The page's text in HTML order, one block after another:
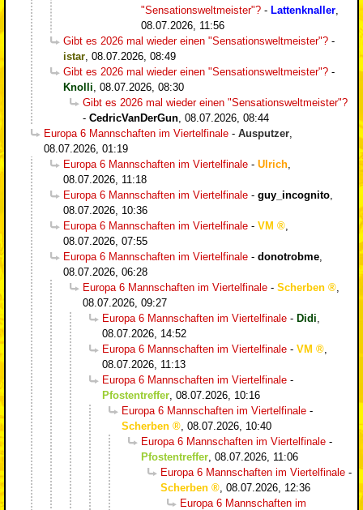
"Sensationsweltmeister"? - Lattenknaller
08.07.2026, 11:56
Gibt es 2026 mal wieder einen "Sensationsweltmeister"? -
istar 08.07.2026, 08:49
Gibt es 2026 mal wieder einen "Sensationsweltmeister"? -
Knolli 08.07.2026, 08:30
Gibt es 2026 mal wieder einen "Sensationsweltmeister"?
- CedricVanDerGun 08.07.2026, 08:44
Europa 6 Mannschaften im Viertelfinale - Ausputzer
08.07.2026, 01:19
Europa 6 Mannschaften im Viertelfinale - Ulrich
08.07.2026, 11:18
Europa 6 Mannschaften im Viertelfinale - guy_incognito
08.07.2026, 10:36
Europa 6 Mannschaften im Viertelfinale - VM
08.07.2026, 07:55
Europa 6 Mannschaften im Viertelfinale - donotrobme
08.07.2026, 06:28
Europa 6 Mannschaften im Viertelfinale - Scherben
08.07.2026, 09:27
Europa 6 Mannschaften im Viertelfinale - Didi
08.07.2026, 14:52
Europa 6 Mannschaften im Viertelfinale - VM
08.07.2026, 11:13
Europa 6 Mannschaften im Viertelfinale -
Pfostentreffer 08.07.2026, 10:16
Europa 6 Mannschaften im Viertelfinale -
Scherben
08.07.2026, 10:40
Europa 6 Mannschaften im Viertelfinale -
Pfostentreffer 08.07.2026, 11:06
Europa 6 Mannschaften im Viertelfinale -
Scherben
08.07.2026, 12:36
Europa 6 Mannschaften im